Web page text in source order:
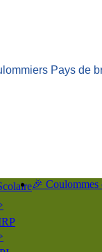
Pays de
🎉 Coulommes